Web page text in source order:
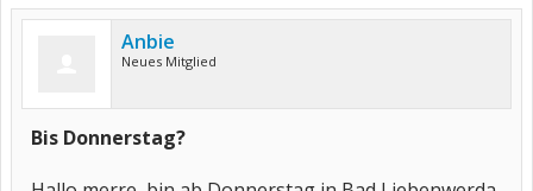
Anbie
Neues Mitglied
Bis Donnerstag?